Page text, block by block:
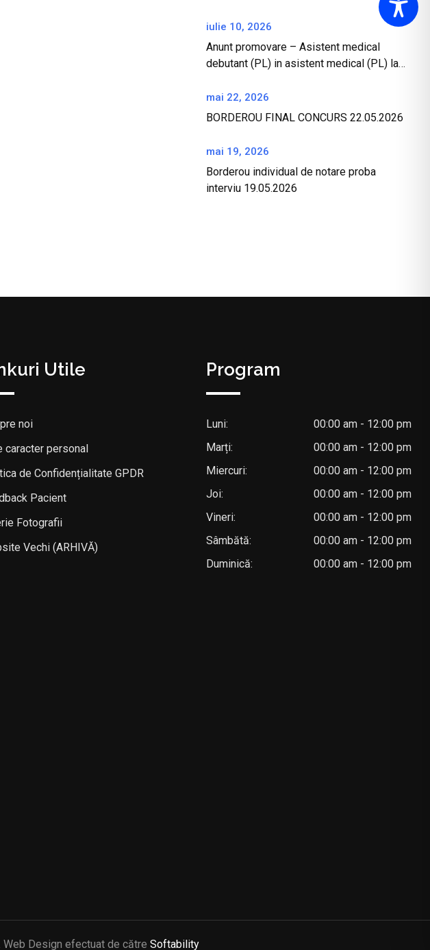
iulie 10, 2026
Anunt promovare – Asistent medical
debutant (PL) in asistent medical (PL) la
mai 22, 2026
BORDEROU FINAL CONCURS 22.05.2026
mai 19, 2026
Borderou individual de notare proba
interviu 19.05.2026
Utile
noi
caracter personal
de Confidențialitate GPDR
Pacient
Fotografii
Vechi (ARHIVĂ)
Program
Luni:
00:00 am - 12:00 pm
Marți:
00:00 am - 12:00 pm
Miercuri:
00:00 am - 12:00 pm
Joi:
00:00 am - 12:00 pm
Vineri:
00:00 am - 12:00 pm
Sâmbătă:
00:00 am - 12:00 pm
Duminică:
00:00 am - 12:00 pm
Design efectuat de către Softability